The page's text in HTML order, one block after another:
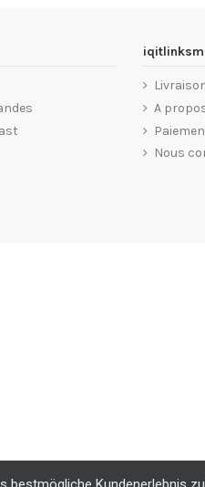
A
Nous